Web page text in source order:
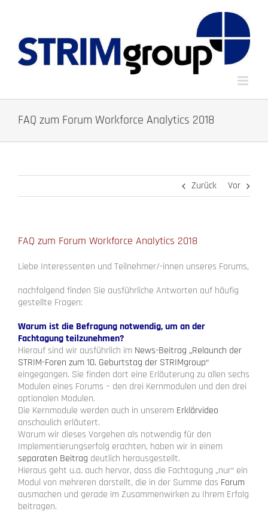
FAQ zum Forum Workforce Analytics 2018
Zurück Vor
FAQ zum Forum Workforce Analytics 2018
Liebe Interessenten und Teilnehmer/-innen unseres Forums,
nachfolgend finden Sie ausführliche Antworten auf häufig
gestellte Fragen:
Warum ist die Befragung notwendig, um an der
Fachtagung teilzunehmen?
Hierauf sind wir ausführlich im News-Beitrag „Relaunch der
STRIM-Foren zum 10. Geburtstag der STRIMgroup“
eingegangen. Sie finden dort eine Erläuterung zu allen sechs
Modulen eines Forums – den drei Kernmodulen und den drei
optionalen Modulen.
Die Kernmodule werden auch in unserem Erklärvideo
anschaulich erläutert.
Warum wir dieses Vorgehen als notwendig für den
Implementierungserfolg erachten, haben wir in einem
separaten Beitrag deutlich herausgestellt.
Hieraus geht u.a. auch hervor, dass die Fachtagung „nur“ ein
Modul von mehreren darstellt, die in der Summe das Forum
ausmachen und gerade im Zusammenwirken zu Ihrem Erfolg
beitragen.